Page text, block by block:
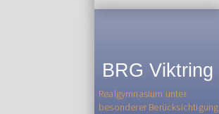
BRG Viktring
Realgymnasium unter
besonderer Berücksichtigung